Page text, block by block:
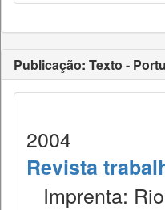
Publicação: Texto -
2004
Revista
Imprenta: